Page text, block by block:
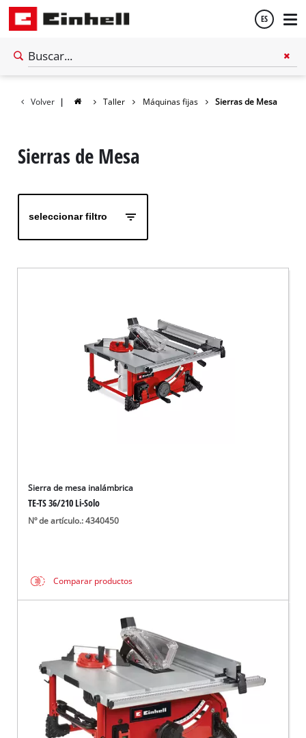
ES
Volver | Taller Máquinas fijas Sierras de Mesa
Sierras de Mesa
seleccionar filtro
Sierra de mesa inalámbrica
TE-TS 36/210 Li-Solo
Nº de artículo.: 4340450
Comparar productos